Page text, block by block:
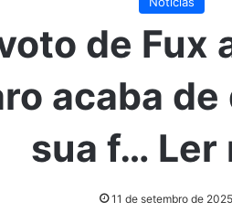
de Fux
acaba
sua f… Ler
11 de setembro de 2025